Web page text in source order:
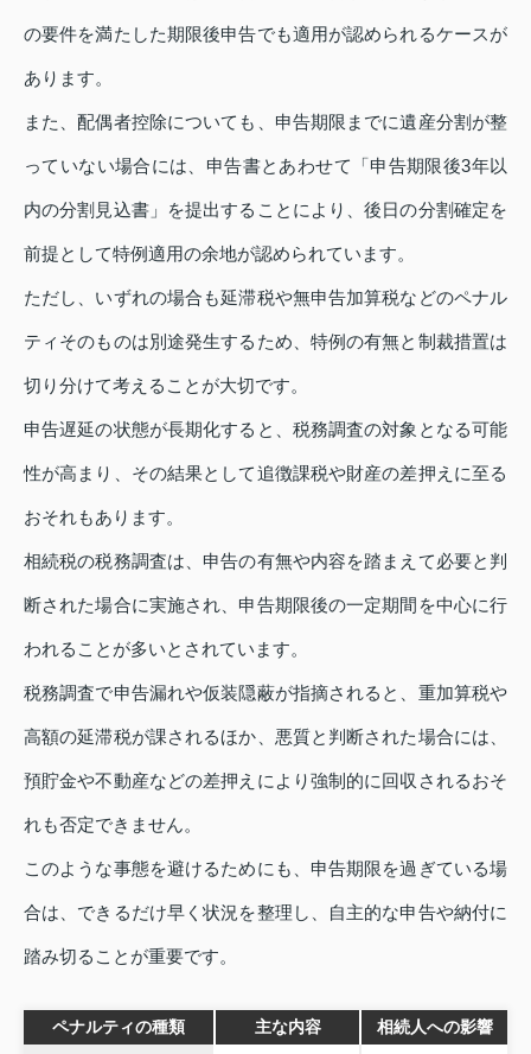
の要件を満たした期限後申告でも適用が認められるケースが
あります。
また、配偶者控除についても、申告期限までに遺産分割が整
っていない場合には、申告書とあわせて「申告期限後3年以
内の分割見込書」を提出することにより、後日の分割確定を
前提として特例適用の余地が認められています。
ただし、いずれの場合も延滞税や無申告加算税などのペナル
ティそのものは別途発生するため、特例の有無と制裁措置は
切り分けて考えることが大切です。
申告遅延の状態が長期化すると、税務調査の対象となる可能
性が高まり、その結果として追徴課税や財産の差押えに至る
おそれもあります。
相続税の税務調査は、申告の有無や内容を踏まえて必要と判
断された場合に実施され、申告期限後の一定期間を中心に行
われることが多いとされています。
税務調査で申告漏れや仮装隠蔽が指摘されると、重加算税や
高額の延滞税が課されるほか、悪質と判断された場合には、
預貯金や不動産などの差押えにより強制的に回収されるおそ
れも否定できません。
このような事態を避けるためにも、申告期限を過ぎている場
合は、できるだけ早く状況を整理し、自主的な申告や納付に
踏み切ることが重要です。
ペナルティの種類 主な内容 相続人への影響